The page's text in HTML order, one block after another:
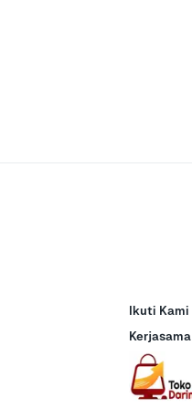
Ikuti Kami
Kerjasama